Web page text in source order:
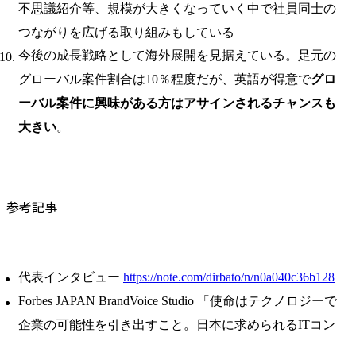
不思議紹介等、規模が大きくなっていく中で社員同士の
つながりを広げる取り組みもしている
今後の成長戦略として海外展開を見据えている。足元の
グローバル案件割合は10％程度だが、英語が得意でグロ
ーバル案件に興味がある方はアサインされるチャンスも
大きい。
参考記事
代表インタビュー https://note.com/dirbato/n/n0a040c36b128
Forbes JAPAN BrandVoice Studio 「使命はテクノロジーで
企業の可能性を引き出すこと。日本に求められるITコン